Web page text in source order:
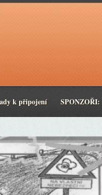
k připojení SPONZOŘI: